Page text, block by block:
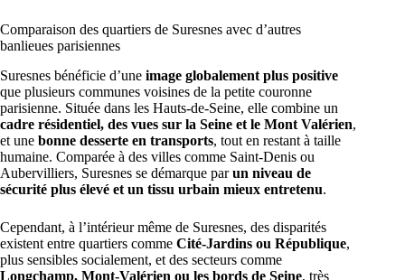
Comparaison des quartiers de Suresnes avec d’autres
banlieues parisiennes
Suresnes bénéficie d’une image globalement plus positive
que plusieurs communes voisines de la petite couronne
parisienne. Située dans les Hauts-de-Seine, elle combine un
cadre résidentiel, des vues sur la Seine et le Mont Valérien,
et une bonne desserte en transports, tout en restant à taille
humaine. Comparée à des villes comme Saint-Denis ou
Aubervilliers, Suresnes se démarque parun niveau de
sécurité plus élevé et un tissu urbain mieux entretenu.
Cependant, à l’intérieur même de Suresnes, des disparités
existent entre quartiers comme Cité-Jardins ou République,
plus sensibles socialement, et des secteurs comme
Longchamp, Mont-Valérien ou les bords de Seine, très